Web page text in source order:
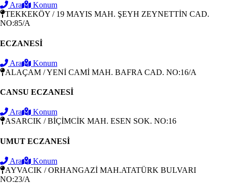
Ara
Konum
TEKKEKÖY / 19 MAYIS MAH. ŞEYH ZEYNETTİN CAD.
NO:85/A
ECZANESİ
Ara
Konum
ALAÇAM / YENİ CAMİ MAH. BAFRA CAD. NO:16/A
CANSU ECZANESİ
Ara
Konum
ASARCIK / BİÇİMCİK MAH. ESEN SOK. NO:16
UMUT ECZANESİ
Ara
Konum
AYVACIK / ORHANGAZİ MAH.ATATÜRK BULVARI
NO:23/A